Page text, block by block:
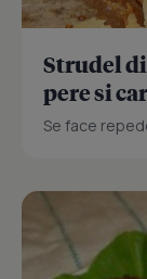
Strudel
pere si
Se face